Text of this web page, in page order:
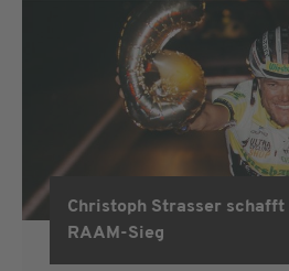
RAAM 2019
Christoph Strasser
RAAM-Sieg